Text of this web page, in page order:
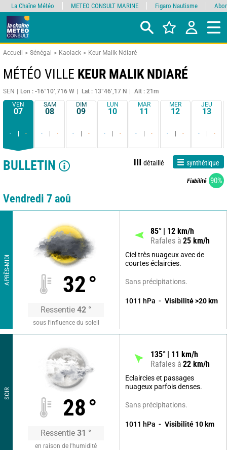
Accueil Sénégal Kaolack Keur Malik Ndiaré
MÉTÉO VILLE KEUR MALIK NDIARÉ
SEN Lon : -16°10’,716 W Lat : 13°46’,17 N
Alt : 21m
VEN
07
- -
SAM
08
- -
DIM
09
- -
LUN
10
- -
MAR
11
- -
MER
12
- -
JEU
13
- -
BULLETIN détaillé synthétique
Fiabilité 90%
Vendredi 7 aoû
APRÈS-MIDI 32°
Ressentie 42 °
sous l’influence du soleil
85° 12 km/h
Rafales à 25 km/h
Ciel très nuageux avec de
courtes éclaircies.
Sans précipitations.
1011 hPa Visibilité >20 km
SOIR
28°
Ressentie 31 °
en raison de l'humidité
135° 11 km/h
Rafales à 22 km/h
Eclaircies et passages
nuageux parfois denses.
Sans précipitations.
1011 hPa Visibilité 10 km
La Chaîne Météo METEO CONSULT MARINE Figaro Nautisme